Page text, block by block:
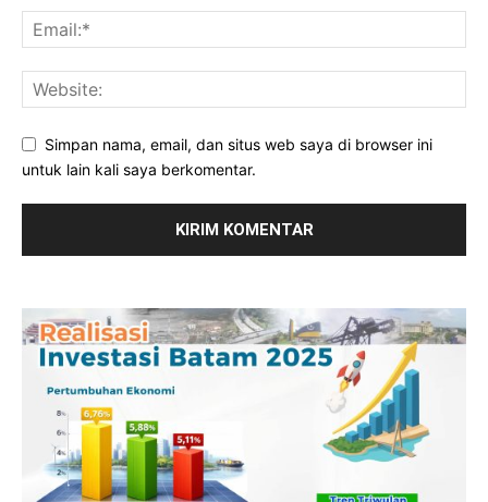
Simpan nama, email, dan situs web saya di browser ini
untuk lain kali saya berkomentar.